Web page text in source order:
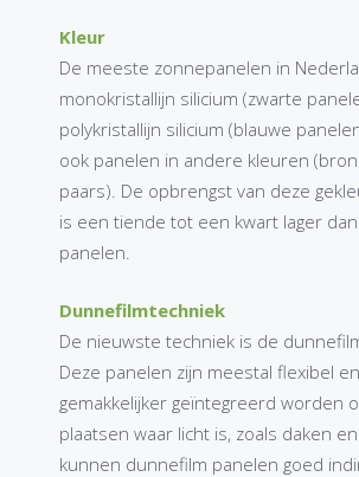
Kleur
De meeste zonnepanelen in
monokristallijn silicium (zwarte
polykristallijn silicium (blauwe
ook panelen in andere kleuren
paars). De opbrengst van deze
is een tiende tot een kwart lager
panelen.
Dunnefilmtechniek
De nieuwste techniek is de
Deze panelen zijn meestal flexibel
gemakkelijker geïntegreerd worden
plaatsen waar licht is, zoals daken
kunnen dunnefilm panelen goed